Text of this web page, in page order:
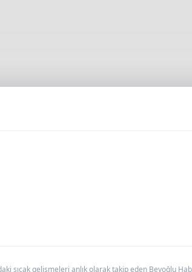
sıcak gelişmeleri anlık olarak takip eden Beyoğlu